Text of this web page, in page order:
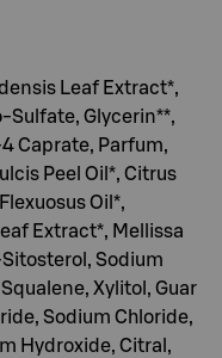
Leaf Extract*,
Sulfate, Glycerin**,
Caprate, Parfum,
Peel Oil*, Citrus
Oil*,
Extract*, Mellissa
Sodium
Xylitol, Guar
Sodium Chloride,
Hydroxide, Citral,